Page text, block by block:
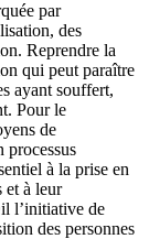
par
des
Reprendre la
qui peut paraître
ayant souffert,
Pour le
de
processus
à la prise en
et à leur
l’initiative de
des personnes